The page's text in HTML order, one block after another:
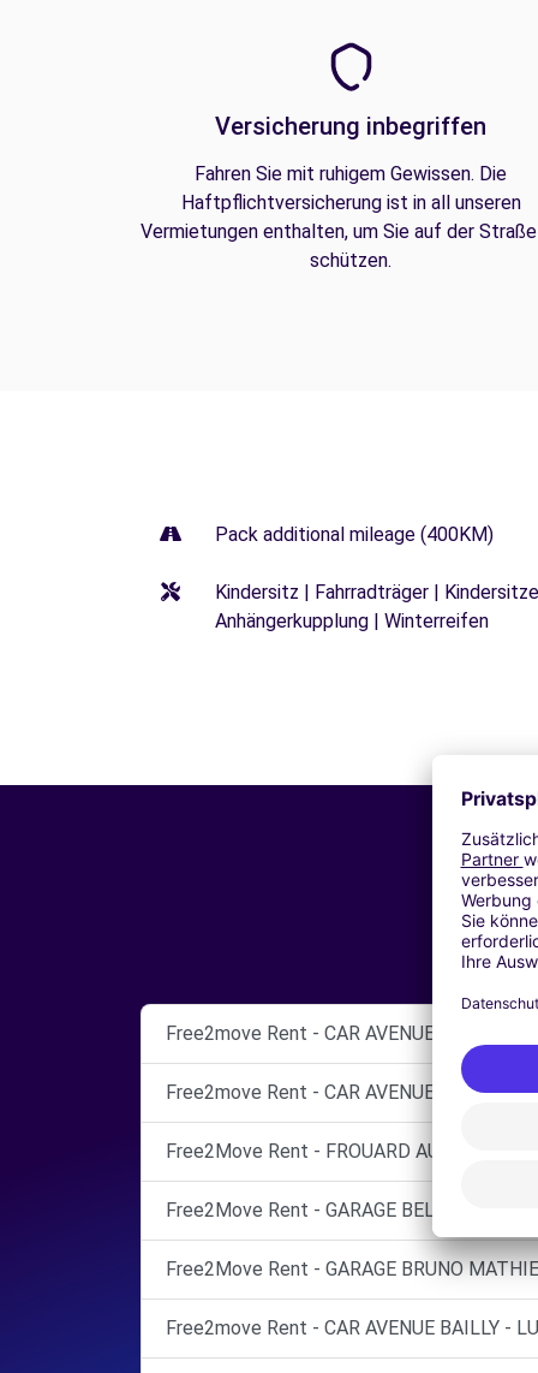
Versicherung inbegriffen
Fahren Sie mit ruhigem Gewissen. Die
Haftpflichtversicherung ist in all unseren
Vermietungen enthalten, um Sie auf der
schützen.
Pack additional mileage (400KM)
Kindersitz | Fahrradträger |
Anhängerkupplung | Winterreifen
Free2move Rent - CAR AVENUE LAXOU -
Free2move Rent - CAR AVENUE NANCY -
Free2Move Rent - FROUARD
Free2Move Rent - GARAGE BELLEVUE -
Free2Move Rent - GARAGE BRUNO
Free2move Rent - CAR AVENUE BAILLY -